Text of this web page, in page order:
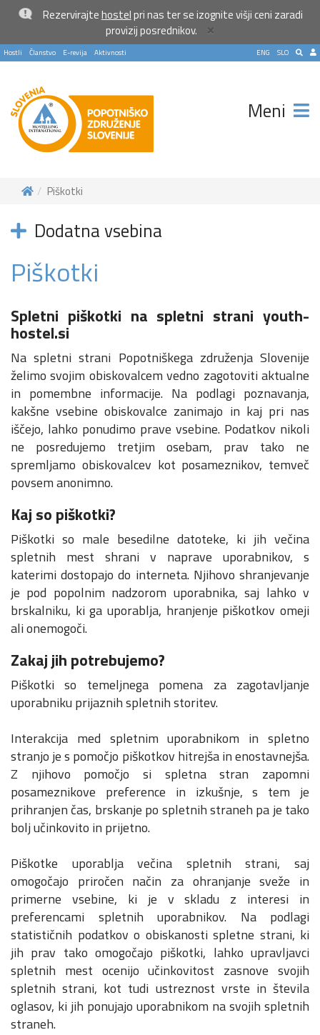
Rezervirajtehostelpri nas ter se izognite višji ceni zaradi
provizij posrednikov.
×
Hostli Članstvo E-revija Aktivnosti SLO
ENG
Meni
Piškotki
Dodatna vsebina
Piškotki
Spletni piškotki na spletni strani youth-
hostel.si
Na spletni strani Popotniškega združenja Slovenije
želimo svojim obiskovalcem vedno zagotoviti aktualne
in pomembne informacije. Na podlagi poznavanja,
kakšne vsebine obiskovalce zanimajo in kaj pri nas
iščejo, lahko ponudimo prave vsebine. Podatkov nikoli
ne posredujemo tretjim osebam, prav tako ne
spremljamo obiskovalcev kot posameznikov, temveč
povsem anonimno.
Kaj so piškotki?
Piškotki so male besedilne datoteke, ki jih večina
spletnih mest shrani v naprave uporabnikov, s
katerimi dostopajo do interneta. Njihovo shranjevanje
je pod popolnim nadzorom uporabnika, saj lahko v
brskalniku, ki ga uporablja, hranjenje piškotkov omeji
ali onemogoči.
Zakaj jih potrebujemo?
Piškotki so temeljnega pomena za zagotavljanje
uporabniku prijaznih spletnih storitev.
Interakcija med spletnim uporabnikom in spletno
stranjo je s pomočjo piškotkov hitrejša in enostavnejša.
Z njihovo pomočjo si spletna stran zapomni
posameznikove preference in izkušnje, s tem je
prihranjen čas, brskanje po spletnih straneh pa je tako
bolj učinkovito in prijetno.
Piškotke uporablja večina spletnih strani, saj
omogočajo priročen način za ohranjanje sveže in
primerne vsebine, ki je v skladu z interesi in
preferencami spletnih uporabnikov. Na podlagi
statističnih podatkov o obiskanosti spletne strani, ki
jih prav tako omogočajo piškotki, lahko upravljavci
spletnih mest ocenijo učinkovitost zasnove svojih
spletnih strani, kot tudi ustreznost vrste in števila
oglasov, ki jih ponujajo uporabnikom na svojih spletnih
straneh.